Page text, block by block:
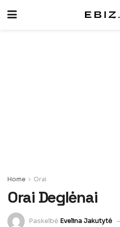
Home Orai
Orai Deglėnai
Paskelbė Evelina Jakutytė